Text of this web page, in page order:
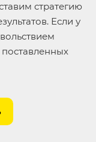
стратегию
Если у